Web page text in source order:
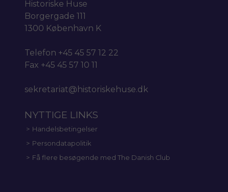
Historiske Huse
Borgergade 111
1300 København K
Telefon +45 45 57 12 22
Fax +45 45 57 10 11
sekretariat@historiskehuse.dk
NYTTIGE LINKS
Handelsbetingelser
Persondatapolitik
Få flere besøgende med The Danish Club